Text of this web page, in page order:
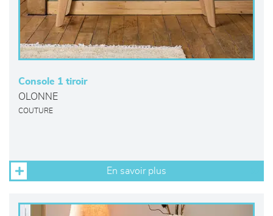
Console 1 tiroir
OLONNE
COUTURE
En savoir plus